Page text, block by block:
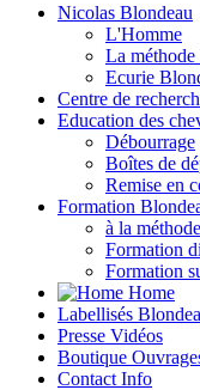
Nicolas Blondeau
L'Homme
La
Ecurie
Centre de
Education des
Débourrage
Boîtes de
Remise en
Formation
à la
Formation
Formation
Home
Labellisés
Presse Vidéos
Boutique
Contact Info